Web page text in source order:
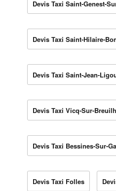
Devis Taxi Saint-Genest-
Devis Taxi Saint-Hilaire-
Devis Taxi Saint-Jean-
Devis Taxi Vicq-Sur-Breuilh
Devis Taxi Bessines-Sur-
Devis Taxi Folles